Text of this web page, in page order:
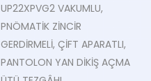
UP22XPVG2 VAKUMLU,
PNÖMATİK ZİNCİR
GERDİRMELİ, ÇİFT APARATLI,
PANTOLON YAN DİKİŞ AÇMA